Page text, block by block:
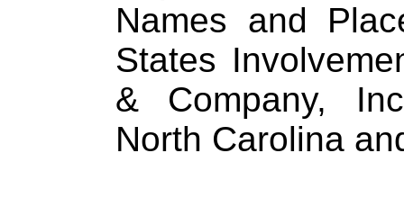
Names and
States
& Company,
North Carolina